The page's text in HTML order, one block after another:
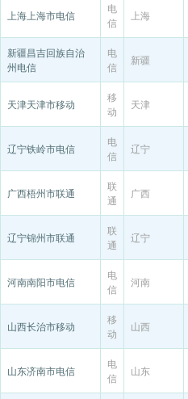
上海上海市电信
电
信
上海
新疆昌吉回族自治
州电信
电
信
新疆
天津天津市移动
移
动
天津
辽宁铁岭市电信
电
信
辽宁
广西梧州市联通
联
通
广西
辽宁锦州市联通
联
通
辽宁
河南南阳市电信
电
信
河南
山西长治市移动
移
动
山西
山东济南市电信
电
信
山东